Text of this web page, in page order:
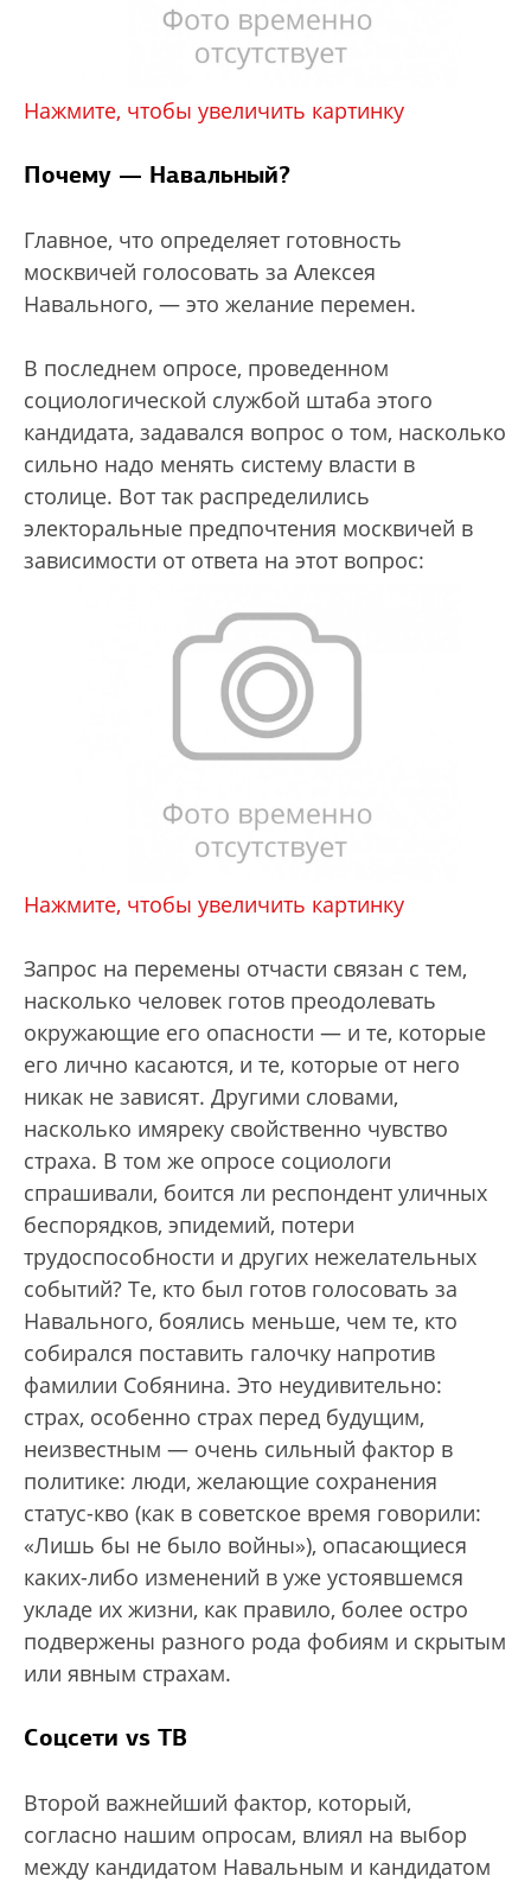
Нажмите, чтобы увеличить картинку
Почему — Навальный?
Главное, что определяет готовность
москвичей голосовать за Алексея
Навального, — это желание перемен.
В последнем опросе, проведенном
социологической службой штаба этого
кандидата, задавался вопрос о том, насколько
сильно надо менять систему власти в
столице. Вот так распределились
электоральные предпочтения москвичей в
зависимости от ответа на этот вопрос:
Нажмите, чтобы увеличить картинку
Запрос на перемены отчасти связан с тем,
насколько человек готов преодолевать
окружающие его опасности — и те, которые
его лично касаются, и те, которые от него
никак не зависят. Другими словами,
насколько имяреку свойственно чувство
страха. В том же опросе социологи
спрашивали, боится ли респондент уличных
беспорядков, эпидемий, потери
трудоспособности и других нежелательных
событий? Те, кто был готов голосовать за
Навального, боялись меньше, чем те, кто
собирался поставить галочку напротив
фамилии Собянина. Это неудивительно:
страх, особенно страх перед будущим,
неизвестным — очень сильный фактор в
политике: люди, желающие сохранения
статус-кво (как в советское время говорили:
«Лишь бы не было войны»), опасающиеся
каких-либо изменений в уже устоявшемся
укладе их жизни, как правило, более остро
подвержены разного рода фобиям и скрытым
или явным страхам.
Соцсети vs ТВ
Второй важнейший фактор, который,
согласно нашим опросам, влиял на выбор
между кандидатом Навальным и кандидатом